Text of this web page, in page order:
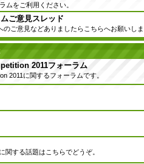
ムをご利用ください。
ご意見スレッド
ご意見などありましたらこちらへお願いしま
2011フォーラム
2011に関するフォーラムです。
関する話題はこちらでどうぞ。